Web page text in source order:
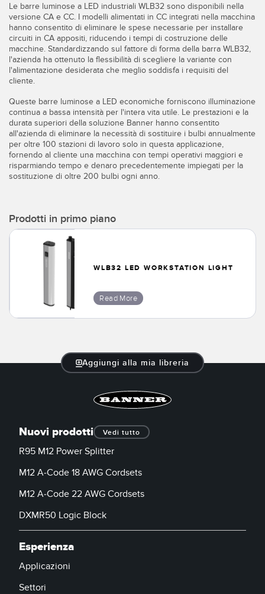
TECNOLOGIA
Sensori con IO-Link
Le barre luminose a LED industriali WLB32 sono disponibili nella
versione CA e CC. I modelli alimentati in CC integrati nella macchina
hanno consentito di eliminare le spese necessarie per installare
circuiti in CA appositi, riducendo i tempi di costruzione delle
macchine. Standardizzando sul fattore di forma della barra WLB32,
l'azienda ha ottenuto la flessibilità di scegliere la variante con
l'alimentazione desiderata che meglio soddisfa i requisiti del
cliente.
Queste barre luminose a LED economiche forniscono illuminazione
continua a bassa intensità per l'intera vita utile. Le prestazioni e la
durata superiori della soluzione Banner hanno consentito
all'azienda di eliminare la necessità di sostituire i bulbi annualmente
per oltre 100 stazioni di lavoro solo in questa applicazione,
fornendo al cliente una macchina con tempi operativi maggiori e
risparmiando tempo e denaro precedentemente impiegati per la
sostituzione di oltre 200 bulbi ogni anno.
Prodotti in primo piano
WLB32 LED WORKSTATION LIGHT
Read More
Aggiungi alla mia libreria
Nuovi prodotti Vedi tutto
R95 M12 Power Splitter
M12 A-Code 18 AWG Cordsets
M12 A-Code 22 AWG Cordsets
DXMR50 Logic Block
Esperienza
Applicazioni
Settori